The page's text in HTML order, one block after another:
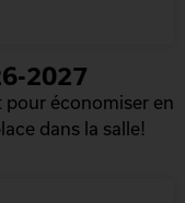
2027
pour économiser en
dans la salle!